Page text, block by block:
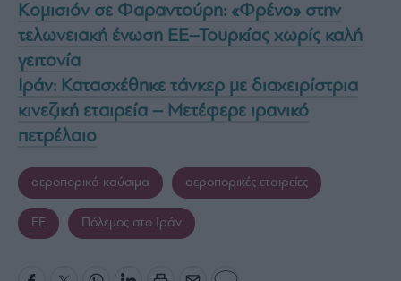
Κομισιόν σε Φαραντούρη: «Φρένο» στην
τελωνειακή ένωση ΕΕ–Τουρκίας χωρίς καλή
γειτονία
Ιράν: Κατασχέθηκε τάνκερ με διαχειρίστρια
κινεζική εταιρεία – Μετέφερε ιρανικό
πετρέλαιο
αεροπορικά καύσιμα αεροπορικές εταιρείες
ΕΕ Πόλεμος στο Ιράν